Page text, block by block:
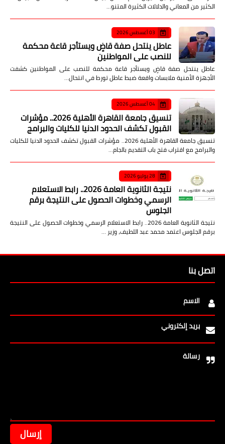
الكثير من المعاني والدلالات الكثيرة المتنو…
03 أغسطس 2026
عاطل ينتحل صفة قاضٍ ويستأجر قاعة محكمة
للنصب على المواطنين
عاطل ينتحل صفة قاضٍ ويستأجر قاعة محكمة للنصب على المواطنين كشفت
الأجهزة الأمنية ملابسات واقعة ضبط عاطل تورط في انتحال…
04 أغسطس 2026
تنسيق جامعة القاهرة الأهلية 2026.. مؤشرات
القبول تكشف الحدود الدنيا للكليات والبرامج
تنسيق جامعة القاهرة الأهلية 2026.. مؤشرات القبول تكشف الحدود الدنيا للكليات
والبرامج مع اقتراب فتح باب التقديم بالجام…
28 يوليو 2026
نتيجة الثانوية العامة 2026.. رابط الاستعلام
الرسمي وخطوات الحصول على النتيجة برقم
الجلوس
نتيجة الثانوية العامة 2026.. رابط الاستعلام الرسمي وخطوات الحصول على النتيجة
برقم الجلوس اعتمد محمد عبد اللطيف، وزير …
اتصل بنا
الاسم
بريد إلكتروني
رسالة